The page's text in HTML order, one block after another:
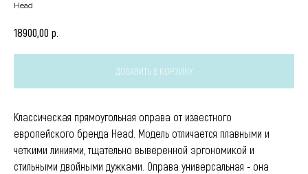
Head
18900,00 р.
ДОБАВИТЬ В КОРЗИНУ
Классическая прямоугольная оправа от известного
европейского бренда Head. Модель отличается плавными и
четкими линиями, тщательно выверенной эргономикой и
стильными двойными дужками. Оправа универсальная - она